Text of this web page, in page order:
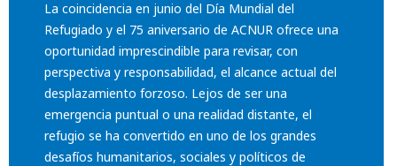
La coincidencia en junio del Día Mundial del
Refugiado y el 75 aniversario de ACNUR ofrece una
oportunidad imprescindible para revisar, con
perspectiva y responsabilidad, el alcance actual del
desplazamiento forzoso. Lejos de ser una
emergencia puntual o una realidad distante, el
refugio se ha convertido en uno de los grandes
desafíos humanitarios, sociales y políticos de